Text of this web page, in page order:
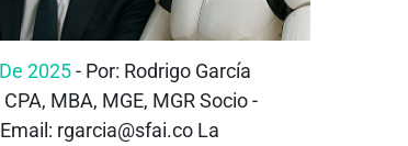
2025- Por: Rodrigo García
MBA, MGE, MGR Socio -
rgarcia@sfai.co La